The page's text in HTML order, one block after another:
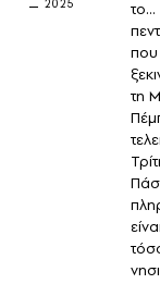
2025
το…
τη